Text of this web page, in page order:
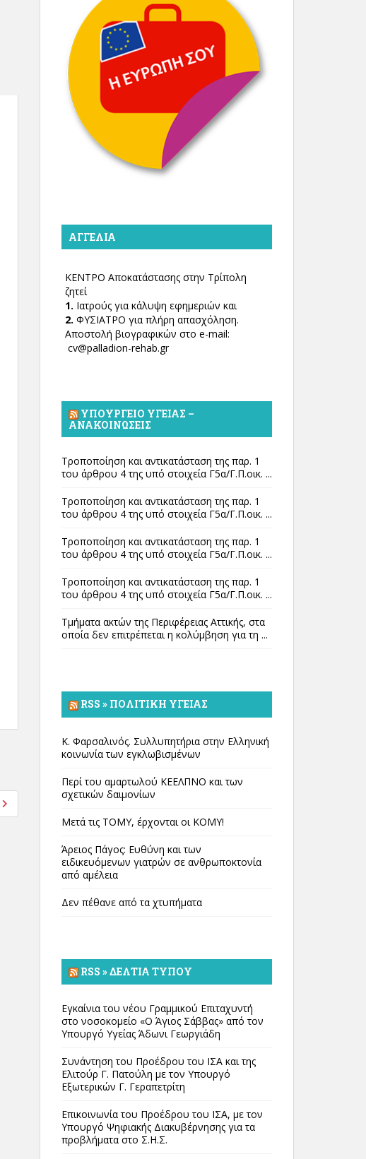
ΑΓΓΕΛΊΑ
ΚΕΝΤΡΟ Αποκατάστασης στην Τρίπολη
ζητεί
1. Ιατρούς για κάλυψη εφημεριών και
2. ΦΥΣΙΑΤΡΟ για πλήρη απασχόληση.
Αποστολή βιογραφικών στο e-mail:
cv@palladion-rehab.gr
ΥΠΟΥΡΓΕΊΟ ΥΓΕΊΑΣ –
ΑΝΑΚΟΙΝΏΣΕΙΣ
Τροποποίηση και αντικατάσταση της παρ. 1
του άρθρου 4 της υπό στοιχεία Γ5α/Γ.Π.οικ. ...
Τροποποίηση και αντικατάσταση της παρ. 1
του άρθρου 4 της υπό στοιχεία Γ5α/Γ.Π.οικ. ...
Τροποποίηση και αντικατάσταση της παρ. 1
του άρθρου 4 της υπό στοιχεία Γ5α/Γ.Π.οικ. ...
Τροποποίηση και αντικατάσταση της παρ. 1
του άρθρου 4 της υπό στοιχεία Γ5α/Γ.Π.οικ. ...
Τμήματα ακτών της Περιφέρειας Αττικής, στα
οποία δεν επιτρέπεται η κολύμβηση για τη ...
RSS » ΠΟΛΙΤΙΚΉ ΥΓΕΊΑΣ
Κ. Φαρσαλινός. Συλλυπητήρια στην Ελληνική
κοινωνία των εγκλωβισμένων
Περί του αμαρτωλού ΚΕΕΛΠΝΟ και των
σχετικών δαιμονίων
Μετά τις ΤΟΜΥ, έρχονται οι ΚΟΜΥ!
Άρειος Πάγος: Ευθύνη και των
ειδικευόμενων γιατρών σε ανθρωποκτονία
από αμέλεια
Δεν πέθανε από τα χτυπήματα
RSS » ΔΕΛΤΊΑ ΤΎΠΟΥ
Εγκαίνια του νέου Γραμμικού Επιταχυντή
στο νοσοκομείο «Ο Άγιος Σάββας» από τον
Υπουργό Υγείας Άδωνι Γεωργιάδη
Συνάντηση του Προέδρου του ΙΣΑ και της
Ελιτούρ Γ. Πατούλη με τον Υπουργό
Εξωτερικών Γ. Γεραπετρίτη
Επικοινωνία του Προέδρου του ΙΣΑ, με τον
Υπουργό Ψηφιακής Διακυβέρνησης για τα
προβλήματα στο Σ.Η.Σ.